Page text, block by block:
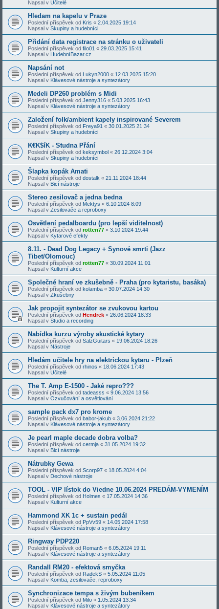
Napsal v Učitelé
Hledam na kapelu v Praze
Poslední příspěvek od Kris « 2.04.2025 19:14
Napsal v Skupiny a hudebníci
Přidání data registrace na stránku o uživateli
Poslední příspěvek od filo01 « 29.03.2025 15:41
Napsal v HudebníBazar.cz
Napsání not
Poslední příspěvek od Lukyn2000 « 12.03.2025 15:20
Napsal v Klávesové nástroje a syntezátory
Medeli DP260 problém s Midi
Poslední příspěvek od Jenny316 « 5.03.2025 16:43
Napsal v Klávesové nástroje a syntezátory
Založení folk/ambient kapely inspirované Severem
Poslední příspěvek od Freya91 « 30.01.2025 21:34
Napsal v Skupiny a hudebníci
K€K$íK - Studna Přání
Poslední příspěvek od keksymbol « 26.12.2024 3:04
Napsal v Skupiny a hudebníci
Šlapka kopák Amati
Poslední příspěvek od dostalk « 21.11.2024 18:44
Napsal v Bicí nástroje
Stereo zesilovač a jedna bedna
Poslední příspěvek od Mektys « 6.10.2024 8:09
Napsal v Zesilovače a reproboxy
Osvětlení pedalboardu (pro lepší viditelnost)
Poslední příspěvek od rotten77 « 3.10.2024 19:44
Napsal v Kytarové efekty
8.11. - Dead Dog Legacy + Synové smrti (Jazz
Tibet/Olomouc)
Poslední příspěvek od rotten77 « 30.09.2024 11:01
Napsal v Kulturní akce
Společné hraní ve zkušebně - Praha (pro kytaristu, basáka)
Poslední příspěvek od kolamba « 30.07.2024 14:30
Napsal v Zkušebny
Jak propojit syntezátor se zvukovou kartou
Poslední příspěvek od Hendrek « 26.06.2024 18:33
Napsal v Studio a recording
Nabídka kurzu výroby akustické kytary
Poslední příspěvek od SalzGuitars « 19.06.2024 18:26
Napsal v Nástroje
Hledám učitele hry na elektrickou kytaru - Plzeň
Poslední příspěvek od rhinos « 18.06.2024 17:43
Napsal v Učitelé
The T. Amp E-1500 - Jaké repro???
Poslední příspěvek od tadeasss « 9.06.2024 13:56
Napsal v Ozvučování a osvětlování
sample pack dx7 pro krome
Poslední příspěvek od babor-jakub « 3.06.2024 21:22
Napsal v Klávesové nástroje a syntezátory
Je pearl maple decade dobra volba?
Poslední příspěvek od cermja « 31.05.2024 19:32
Napsal v Bicí nástroje
Nátrubky Gewa
Poslední příspěvek od Scorp97 « 18.05.2024 4:04
Napsal v Dechové nástroje
TOOL - VIP lístok do Viedne 10.06.2024 PREDÁM-VYMENÍM
Poslední příspěvek od Holmes « 17.05.2024 14:36
Napsal v Kulturní akce
Hammond XK 1c + sustain pedál
Poslední příspěvek od PpVv59 « 14.05.2024 17:58
Napsal v Klávesové nástroje a syntezátory
Ringway PDP220
Poslední příspěvek od Roman5 « 6.05.2024 19:11
Napsal v Klávesové nástroje a syntezátory
Randall RM20 - efektová smyčka
Poslední příspěvek od RadekS « 5.05.2024 11:05
Napsal v Komba, zesilovače, reproboxy
Synchronizace tempa s živým bubeníkem
Poslední příspěvek od Milo « 1.05.2024 13:34
Napsal v Klávesové nástroje a syntezátory